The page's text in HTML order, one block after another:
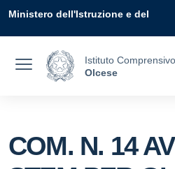
Ministero dell'Istruzione e del
Istituto Comprensivo
Olcese
COM. N. 14